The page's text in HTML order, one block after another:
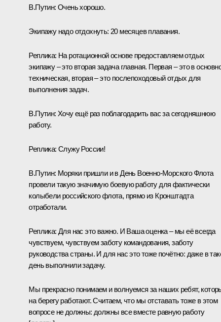
В.Путин: Очень хорошо.
Экипажу надо отдохнуть: 20 месяцев плавания.
Реплика: На ротационной основе предоставляем отдых
экипажу – это вторая задача главная. Первая – это в
техническая, вторая – это послепоходовый отдых для
выполнения задач.
В.Путин: Хочу ещё раз поблагодарить вас за сегодняшнюю
работу.
Реплика: Служу России!
В.Путин: Моряки пришли и в День Военно-Морского Флота
провели такую значимую боевую работу для фактически
колыбели российского флота, прямо из Кронштадта
отработали.
Реплика: Для нас это важно. И Ваша оценка – мы её всегда
чувствуем, чувствуем заботу командования, заботу
руководства страны. И для нас это тоже почётно: даже в
день выполнили задачу.
Мы прекрасно понимаем и волнуемся за наших ребят,
на берегу работают. Считаем, что мы отставать тоже в этом
вопросе не должны: должны все вместе равную работу